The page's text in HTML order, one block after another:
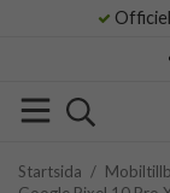
Startsida /